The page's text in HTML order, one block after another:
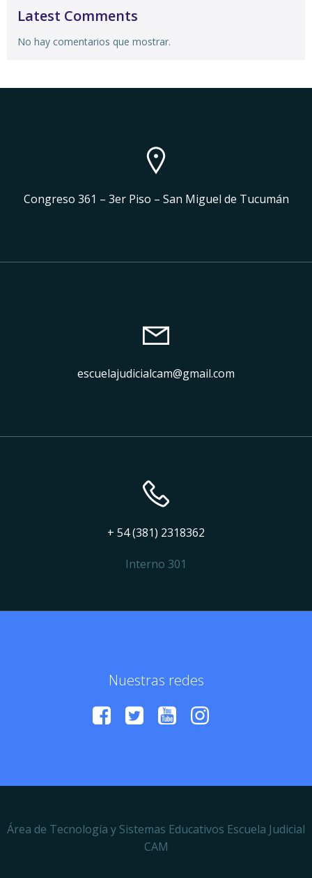
Latest Comments
No hay comentarios que mostrar.
Congreso 361 – 3er Piso – San Miguel de Tucumán
escuelajudicialcam@gmail.com
+ 54 (381) 2318362
Interno 301
Nuestras redes
Área de Tecnología y Sistemas Educativos Escuela Judicial
CAM